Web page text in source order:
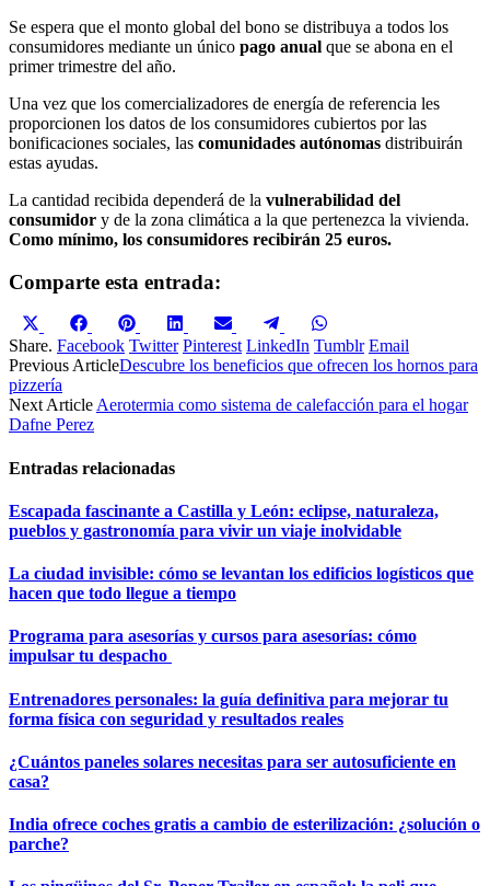
Se espera que el monto global del bono se distribuya a todos los
consumidores mediante un único pago anual que se abona en el
primer trimestre del año.
Una vez que los comercializadores de energía de referencia les
proporcionen los datos de los consumidores cubiertos por las
bonificaciones sociales, las comunidades autónomas distribuirán
estas ayudas.
La cantidad recibida dependerá de la vulnerabilidad del
consumidor y de la zona climática a la que pertenezca la vivienda.
Como mínimo, los consumidores recibirán 25 euros.
Comparte esta entrada:
Compartir
en
X
(Twitter)
Compartir
en
Facebook
Compartir
en
Pinterest
Compartir
en
LinkedIn
Compartir
en
Email
Compartir
en
Telegram
en
WhatsApp
Share. Facebook Twitter Pinterest LinkedIn Tumblr Email
Previous ArticleDescubre los beneficios que ofrecen los hornos para
pizzería
Next Article Aerotermia como sistema de calefacción para el hogar
Dafne Perez
Entradas relacionadas
Escapada fascinante a Castilla y León: eclipse, naturaleza,
pueblos y gastronomía para vivir un viaje inolvidable
La ciudad invisible: cómo se levantan los edificios logísticos que
hacen que todo llegue a tiempo
Programa para asesorías y cursos para asesorías: cómo
impulsar tu despacho
Entrenadores personales: la guía definitiva para mejorar tu
forma física con seguridad y resultados reales
¿Cuántos paneles solares necesitas para ser autosuficiente en
casa?
India ofrece coches gratis a cambio de esterilización: ¿solución o
parche?